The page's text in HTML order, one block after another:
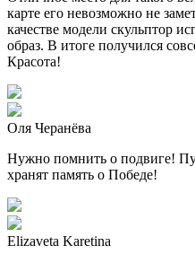
карте его невозможно не
качестве модели скульптор
образ. В итоге получился
Красота!
Оля Черанёва
Нужно помнить о подвиге!
хранят память о Победе!
Elizaveta Karetina